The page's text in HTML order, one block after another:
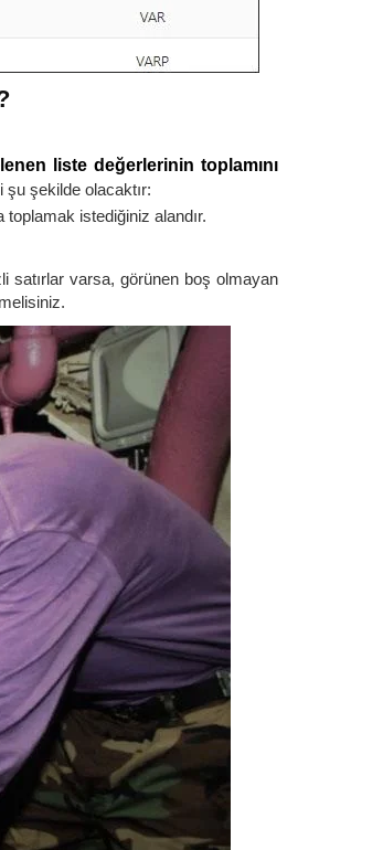
liste değerlerinin toplamını
şekilde olacaktır:
istediğiniz alandır.
satırlar varsa, görünen boş olmayan